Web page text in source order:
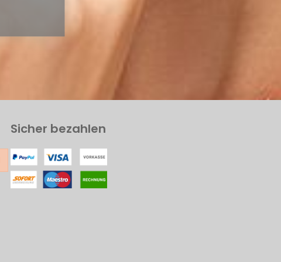
Sicher bezahlen